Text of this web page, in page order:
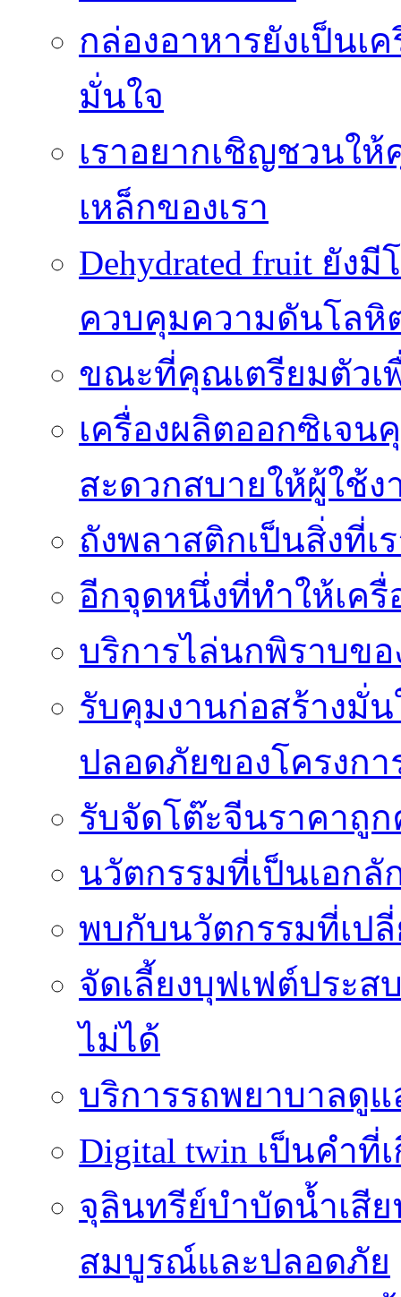
กล่องอาหารยังเป็นเ
มั่นใจ
เราอยากเชิญชวนใ
เหล็กของเรา
Dehydrated fruit ยัง
ควบคุมความดันโลหิ
ขณะที่คุณเตรียมตัวเ
เครื่องผลิตออกซิเจ
สะดวกสบายให้ผู้ใช้ง
ถังพลาสติกเป็นสิ่งที่
อีกจุดหนึ่งที่ทำให้เครื่
บริการไล่นกพิราบข
รับคุมงานก่อสร้างมั่
ปลอดภัยของโครงกา
รับจัดโต๊ะจีนราคาถู
นวัตกรรมที่เป็นเอกลั
พบกับนวัตกรรมที่เป
จัดเลี้ยงบุฟเฟต์ประ
ไม่ได้
บริการรถพยาบาลดู
Digital twin เป็นคำที่
จุลินทรีย์บำบัดน้ำเสี
สมบูรณ์และปลอดภัย